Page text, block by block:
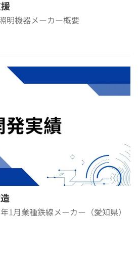
明機器メーカー概要
1月業種鉄線メーカー（愛知県）